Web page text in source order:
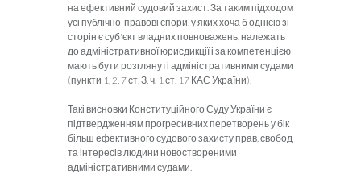
на ефективний судовий захист. За таким підходом
усі публічно-правові спори, у яких хоча б однією зі
сторін є суб'єкт владних повноважень, належать
до адміністративної юрисдикції і за компетенцією
мають бути розглянуті адміністративними судами
(пункти 1, 2, 7 ст. З, ч. 1 ст. 17 КАС України).
Такі висновки Конституційного Суду України є
підтвердженням прогресивних перетворень у бік
більш ефективного судового захисту прав, свобод
та інтересів людини новоствореними
адміністративними судами.